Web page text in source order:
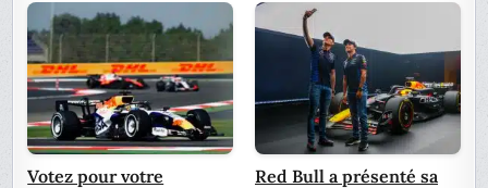
Votez pour votre
Red Bull a présenté sa